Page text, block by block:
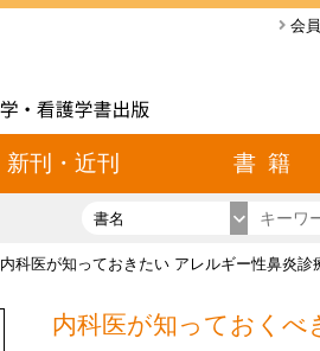
会
新刊・近刊 書 籍
書名
内科医が知っておきたい アレルギー性鼻炎診
内科医が知っておくべ